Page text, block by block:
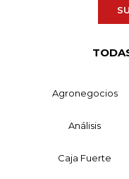
Agronegocios
Análisis
Caja Fuerte